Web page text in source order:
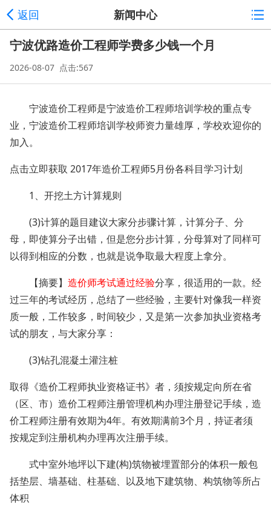
返回 新闻中心
宁波优路造价工程师学费多少钱一个月
2026-08-07 点击:567
宁波造价工程师是宁波造价工程师培训学校的重点专
业，宁波造价工程师培训学校师资力量雄厚，学校欢迎你的
加入。
点击立即获取 2017年造价工程师5月份各科目学习计划
1、开挖土方计算规则
(3)计算的题目建议大家分步骤计算，计算分子、分
母，即使算分子出错，但是您分步计算，分母算对了同样可
以得到相应的分数，也就是说争取最大程度上拿分。
【摘要】 造价师考试通过经验分享，很适用的一款。经
过三年的考试经历，总结了一些经验，主要针对像我一样资
质一般，工作较多，时间较少，又是第一次参加执业资格考
试的朋友，与大家分享：
(3)钻孔混凝土灌注桩
取得《造价工程师执业资格证书》者，须按规定向所在省
（区、市）造价工程师注册管理机构办理注册登记手续，造
价工程师注册有效期为4年。有效期满前3个月，持证者须
按规定到注册机构办理再次注册手续。
式中室外地坪以下建(构)筑物被埋置部分的体积一般包
括垫层、墙基础、柱基础、以及地下建筑物、构筑物等所占
体积